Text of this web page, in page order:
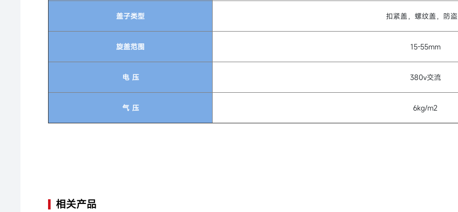
盖子类型 扣紧盖，螺纹盖，防
旋盖范围 15-55mm
电 压 380v交流
气 压 6kg/m2
相关产品